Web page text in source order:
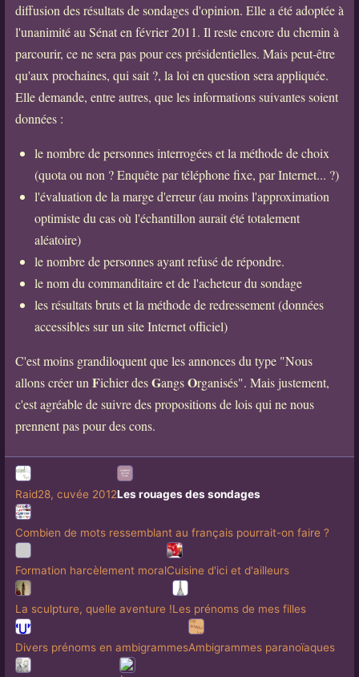
diffusion des résultats de sondages d'opinion. Elle a été adoptée à
l'unanimité au Sénat en février 2011. Il reste encore du chemin à
parcourir, ce ne sera pas pour ces présidentielles. Mais peut-être
qu'aux prochaines, qui sait ?, la loi en question sera appliquée.
Elle demande, entre autres, que les informations suivantes soient
données :
le nombre de personnes interrogées et la méthode de choix
(quota ou non ? Enquête par téléphone fixe, par Internet... ?)
l'évaluation de la marge d'erreur (au moins l'approximation
optimiste du cas où l'échantillon aurait été totalement
aléatoire)
le nombre de personnes ayant refusé de répondre.
le nom du commanditaire et de l'acheteur du sondage
les résultats bruts et la méthode de redressement (données
accessibles sur un site Internet officiel)
C'est moins grandiloquent que les annonces du type "Nous
allons créer un Fichier desGangsOrganisés". Mais justement,
c'est agréable de suivre des propositions de lois qui ne nous
prennent pas pour des cons.
Raid28, cuvée 2012Les rouages des sondages
Combien de mots ressemblant au français pourrait-on faire ?
Formation harcèlement moralCuisine d'ici et d'ailleurs
La sculpture, quelle aventure !Les prénoms de mes filles
Divers prénoms en ambigrammesAmbigrammes paranoïaques